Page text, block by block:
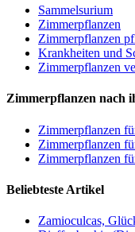
Sam­mel­su­ri­um
Zimmerpflanzen
Zimmerpflanzen
Krankheiten und
Zimmerpflanzen
Zimmerpflanzen nach
Zimmerpflanzen
Zimmerpflanzen
Zimmerpflanzen
Beliebteste Artikel
Zamioculcas,